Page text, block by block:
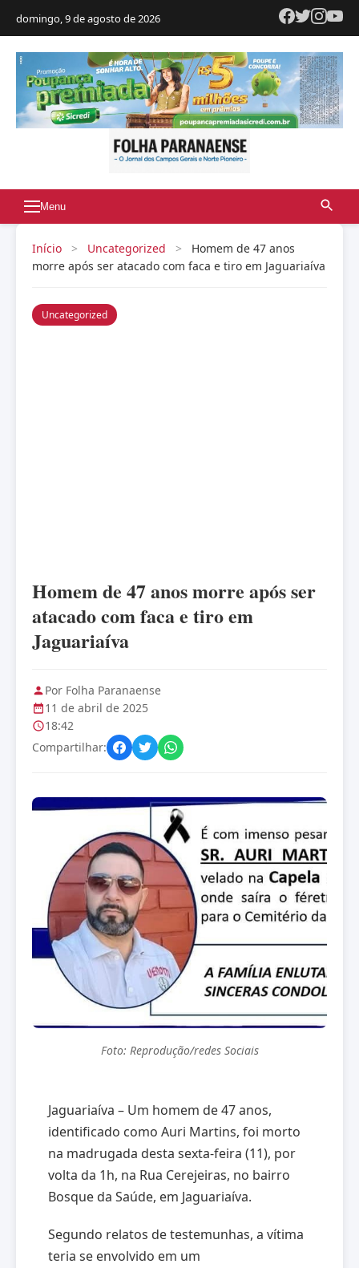
domingo, 9 de agosto de 2026
Menu
Início > Uncategorized >
Homem de 47 anos
morre após ser atacado com faca e tiro em Jaguariaíva
Uncategorized
Homem de 47 anos morre após ser
atacado com faca e tiro em
Jaguariaíva
Por Folha Paranaense
11 de abril de 2025
18:42
Compartilhar:
Foto: Reprodução/redes Sociais
Jaguariaíva – Um homem de 47 anos,
identificado como Auri Martins, foi morto
na madrugada desta sexta-feira (11), por
volta da 1h, na Rua Cerejeiras, no bairro
Bosque da Saúde, em Jaguariaíva.
Segundo relatos de testemunhas, a vítima
teria se envolvido em um